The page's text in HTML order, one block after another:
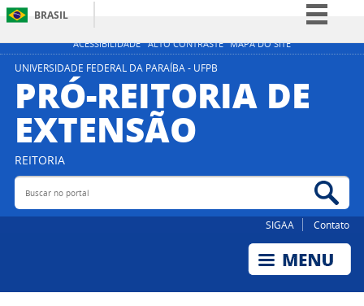
ACESSIBILIDADE ALTO CONTRASTE MAPA DO SITE
BRASIL
Simplifique!
Participe
UNIVERSIDADE FEDERAL DA PARAÍBA - UFPB
PRÓ-REITORIA DE
EXTENSÃO
REITORIA
Buscar no portal
SIGAA Contato